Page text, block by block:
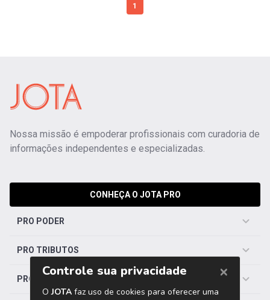
1
Nossa missão é empoderar profissionais com curadoria de
informações independentes e especializadas.
CONHEÇA O JOTA PRO
PRO PODER
PRO TRIBUTOS
PRO TRABALHISTA